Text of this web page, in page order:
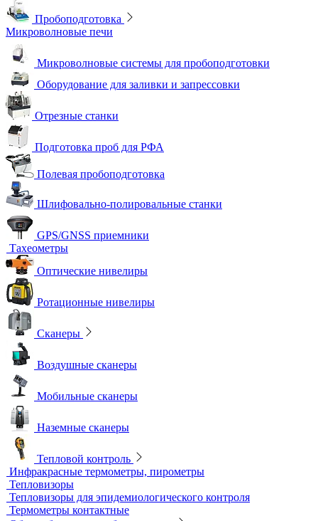
Пробоподготовка
Микроволновые печи
Микроволновые системы для пробоподготовки
Оборудование для заливки и запрессовки
Отрезные станки
Подготовка проб для РФА
Полевая пробоподготовка
Шлифовально-полировальные станки
GPS/GNSS приемники
Тахеометры
Тепловой контроль
Инфракрасные термометры, пирометры